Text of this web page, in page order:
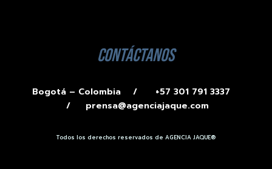
contáctanos
Bogotá – Colombia /
+57 301 791 3337
/ prensa@agenciajaque.com
Todos los derechos reservados de AGENCIA JAQUE®